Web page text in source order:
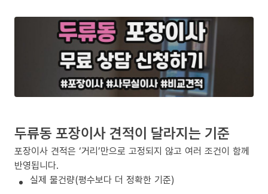
두류동 포장이사 견적이 달라지는 기준
포장이사 견적은 ‘거리’만으로 고정되지 않고 여러 조건이 함께
반영됩니다.
실제 물건량(평수보다 더 정확한 기준)